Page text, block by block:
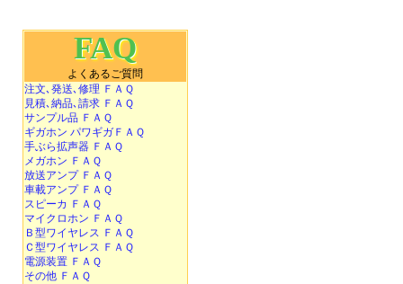
FAQ
よくあるご質問
注文､発送､修理 ＦＡＱ
見積､納品､請求 ＦＡＱ
サンプル品 ＦＡＱ
ギガホン パワギガＦＡＱ
手ぶら拡声器 ＦＡＱ
メガホン ＦＡＱ
放送アンプ ＦＡＱ
車載アンプ ＦＡＱ
スピーカ ＦＡＱ
マイクロホン ＦＡＱ
Ｂ型ワイヤレス ＦＡＱ
Ｃ型ワイヤレス ＦＡＱ
電源装置 ＦＡＱ
その他 ＦＡＱ